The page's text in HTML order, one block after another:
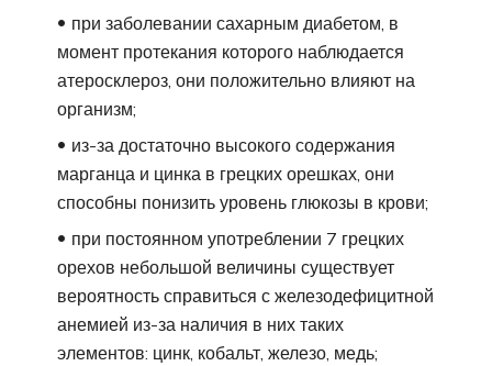
при заболевании сахарным диабетом, в
момент протекания которого наблюдается
атеросклероз, они положительно влияют на
организм;
из-за достаточно высокого содержания
марганца и цинка в грецких орешках, они
способны понизить уровень глюкозы в крови;
при постоянном употреблении 7 грецких
орехов небольшой величины существует
вероятность справиться с железодефицитной
анемией из-за наличия в них таких
элементов: цинк, кобальт, железо, медь;